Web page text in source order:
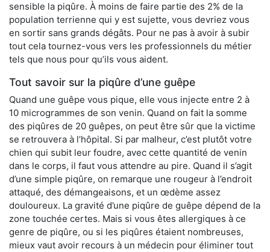
sensible la piqûre. À moins de faire partie des 2% de la
population terrienne qui y est sujette, vous devriez vous
en sortir sans grands dégâts. Pour ne pas à avoir à subir
tout cela tournez-vous vers les professionnels du métier
tels que nous pour qu’ils vous aident.
Tout savoir sur la piqûre d’une guêpe
Quand une guêpe vous pique, elle vous injecte entre 2 à
10 microgrammes de son venin. Quand on fait la somme
des piqûres de 20 guêpes, on peut être sûr que la victime
se retrouvera à l’hôpital. Si par malheur, c’est plutôt votre
chien qui subit leur foudre, avec cette quantité de venin
dans le corps, il faut vous attendre au pire. Quand il s’agit
d’une simple piqûre, on remarque une rougeur à l’endroit
attaqué, des démangeaisons, et un œdème assez
douloureux. La gravité d’une piqûre de guêpe dépend de la
zone touchée certes. Mais si vous êtes allergiques à ce
genre de piqûre, ou si les piqûres étaient nombreuses,
mieux vaut avoir recours à un médecin pour éliminer tout